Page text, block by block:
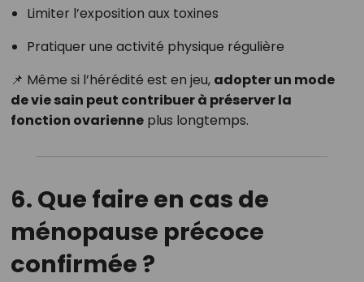
Limiter l’exposition aux toxines
Pratiquer une activité physique régulière
📌 Même si l’hérédité est en jeu, adopter un mode
de vie sain peut contribuer à préserver la
fonction ovarienneplus longtemps.
6. Que faire en cas de
ménopause précoce
confirmée ?